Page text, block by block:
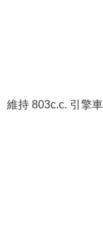
維持 803c.c. 引擎